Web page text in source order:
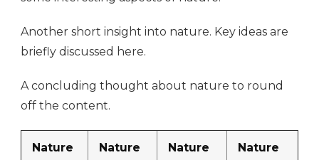
Another short insight into nature. Key ideas are
briefly discussed here.
A concluding thought about nature to round
off the content.
Nature
Nature
Nature
Nature